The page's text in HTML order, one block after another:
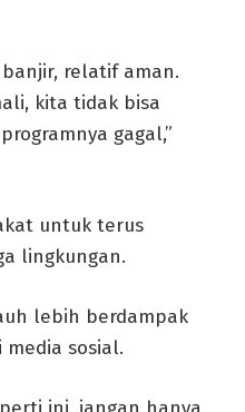
relatif aman.
kita tidak bisa
gagal,”
untuk terus
lingkungan.
lebih berdampak
sosial.